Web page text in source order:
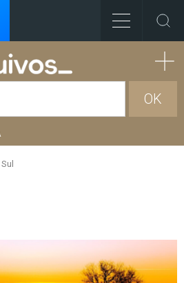
OK